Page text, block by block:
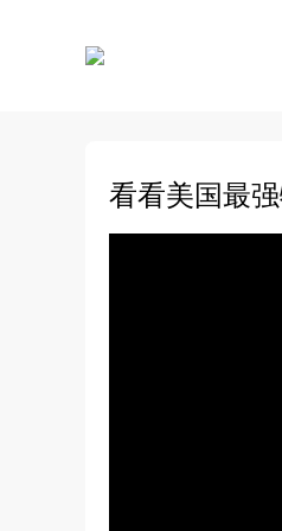
看看美国最